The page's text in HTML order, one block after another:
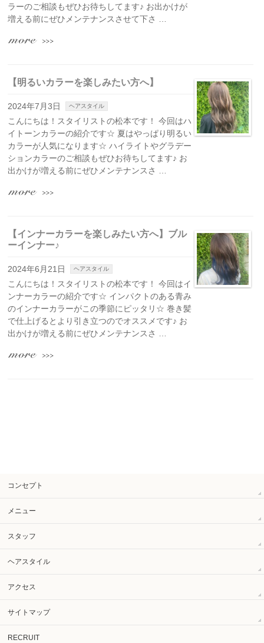
ラーのご相談もぜひお待ちしてます♪ お出かけが
増える前にぜひメンテナンスさせて下さ …
【明るいカラーを楽しみたい方へ】
2024年7月3日 ヘアスタイル
こんにちは！スタイリストの松本です！ 今回はハ
イトーンカラーの紹介です☆ 夏はやっぱり明るい
カラーが人気になります☆ ハイライトやグラデー
ションカラーのご相談もぜひお待ちしてます♪ お
出かけが増える前にぜひメンテナンスさ …
【インナーカラーを楽しみたい方へ】ブル
ーインナー♪
2024年6月21日 ヘアスタイル
こんにちは！スタイリストの松本です！ 今回はイ
ンナーカラーの紹介です☆ インパクトのある青み
のインナーカラーがこの季節にピッタリ☆ 巻き髪
で仕上げるとより引き立つのでオススメです♪ お
出かけが増える前にぜひメンテナンスさ …
コンセプト
メニュー
スタッフ
ヘアスタイル
アクセス
サイトマップ
RECRUIT